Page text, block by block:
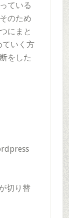
ている
のため
にまと
ていく方
をした
切り替